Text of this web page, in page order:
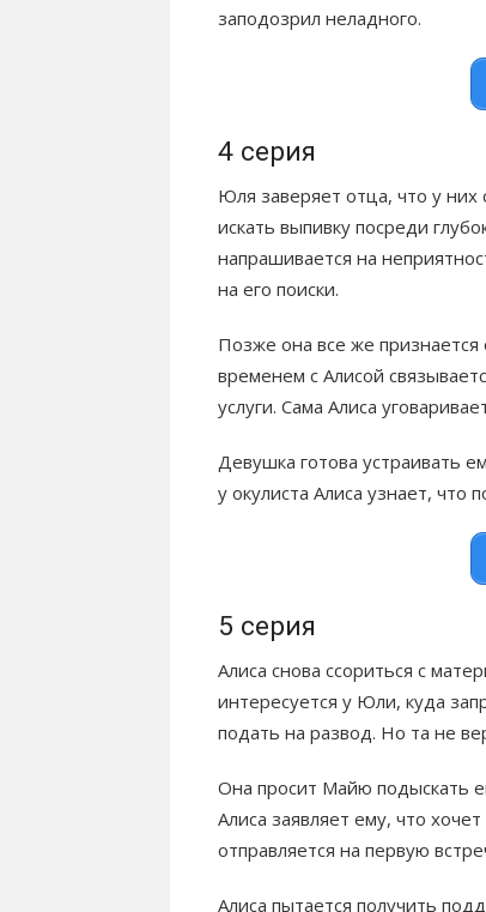
заподозрил неладного.
4 серия
Юля заверяет отца, что у них
искать выпивку посреди
напрашивается на
на его поиски.
Позже она все же
временем с Алисой
услуги. Сама Алиса
Девушка готова устраивать
у окулиста Алиса узнает, что
5 серия
Алиса снова ссориться с
интересуется у Юли, куда
подать на развод. Но та не
Она просит Майю подыскать
Алиса заявляет ему, что
отправляется на первую
Алиса пытается получить